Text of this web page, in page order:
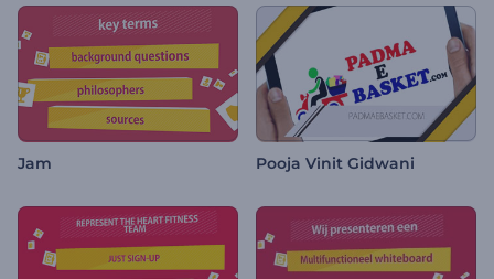
Jam Pooja Vinit Gidwani